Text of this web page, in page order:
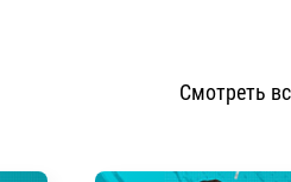
Смотреть